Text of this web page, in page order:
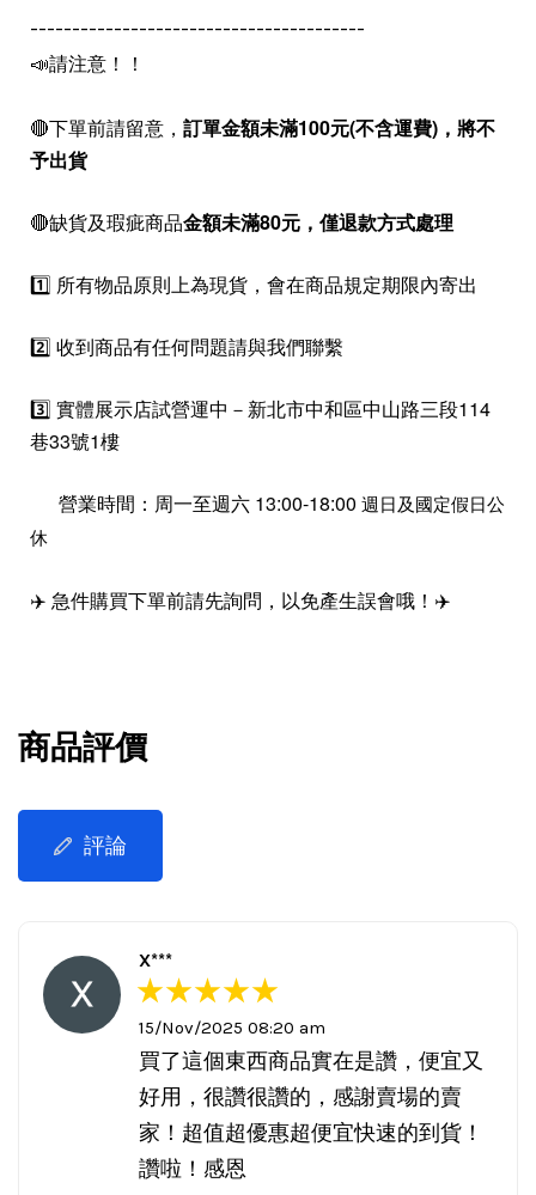
----------------------------------------
📣請注意！！
🔴下單前請留意， 訂單金額未滿100元(不含運費)， 將不
予出貨
🔴缺貨及瑕疵商品金額未滿80元，僅退款方式處理
1️⃣ 所有物品原則上為現貨，會在商品規定期限內寄出
2️⃣ 收到商品有任何問題請與我們聯繫
3️⃣ 實體展示店試營運中－新北市中和區中山路三段114
巷33號1樓
營業時間：周一至週六 13:00-18:00 週日及國定假日公
休
✈️ 急件購買下單前請先詢問，以免產生誤會哦！✈️
商品評價
評論
X***
15/Nov/2025 08:20 am
買了這個東西商品實在是讚，便宜又
好用，很讚很讚的，感謝賣場的賣
家！超值超優惠超便宜快速的到貨！
讚啦！感恩